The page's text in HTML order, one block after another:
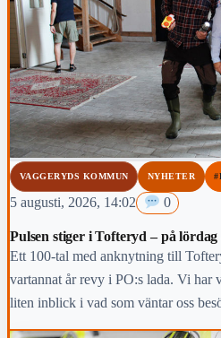
VAGGERYDS KOMMUN NYHETER
5 augusti, 2026, 14:02 0
Pulsen stiger i Tofteryd – på
Ett 100-tal med anknytning till
vartannat år revy i PO:s lada. Vi har
liten inblick i vad som väntar oss